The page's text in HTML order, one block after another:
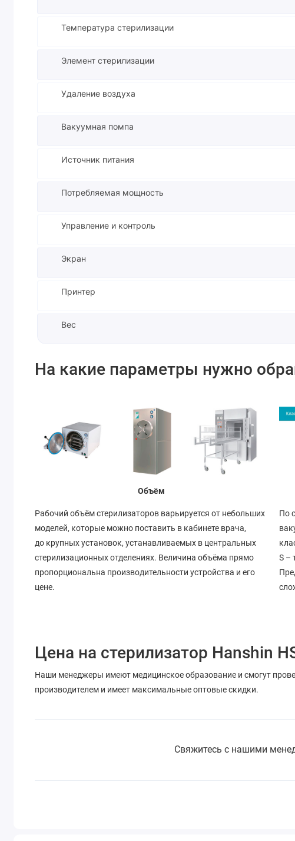
Температура стерилизации
Элемент стерилизации
Удаление воздуха
Вакуумная помпа
Источник питания
Потребляемая мощность
Управление и контроль
Экран
Принтер
Вес
На какие параметры нужно
Объём
Рабочий объём стерилизаторов варьируется от небольших
моделей, которые можно поставить в кабинете врача,
до крупных установок, устанавливаемых в центральных
стерилизационных отделениях. Величина объёма прямо
пропорциональна производительности устройства и его
цене.
По
S –
Цена на стерилизатор Hanshin
Наши менеджеры имеют медицинское образование и смогут
производителем и имеет максимальные оптовые скидки.
Свяжитесь с нашими